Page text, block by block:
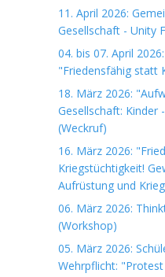
11. April 2026:
Gesellschaft - Unity
04. bis 07. April
"Friedensfähig statt
18. März 2026:
Gesellschaft: Kinder
(Weckruf)
16. März 2026:
Kriegstüchtigkeit!
Aufrüstung und
06. März 2026:
(Workshop)
05. März 2026:
Wehrpflicht: